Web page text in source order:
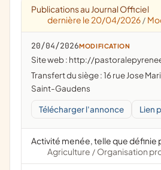
Publications au Journal Officiel
dernière le 20/04/2026 /
20/04/2026MODIFICATION
Site web : http://
Transfert du siège : 16 rue Jose Maria de Heredia, 31800
Saint-Gaudens
Télécharger l'annonce Lien
Activité menée, telle que définie
Agriculture / Organisation